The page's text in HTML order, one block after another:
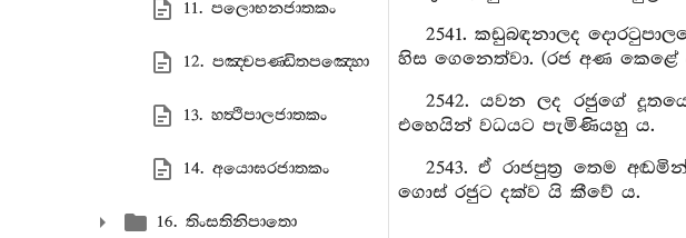
11. පලොභනජාතකං
12. පඤ‍්චපණ‍්ඩිතපඤ‍්හො
13. හත්‍ථිපාලජාතකං
14. අයොඝරජාතකං
16. තිංසතිනිපාතො
2541. කඩුබඳනාලද
හිස ගෙනෙත්වා. (රජ අණ කෙළේ
2542. යවන ලද රජුගේ
එහෙයින් වධයට පැමිණියහු ය.
2543. ඒ රාජපුත්‍ර තෙම
ගොස් රජුට දක්ව යි කීවේ ය.